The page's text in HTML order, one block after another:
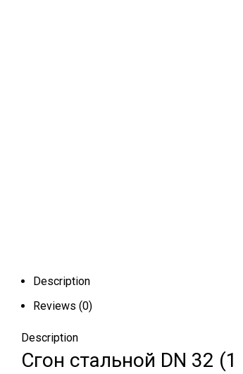
Description
Reviews (0)
Description
Сгон стальной DN 32